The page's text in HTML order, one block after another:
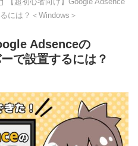
には？＜Windows＞
Adsenceの
で設置するには？